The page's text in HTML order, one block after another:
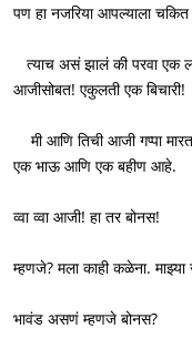
पण हा नजरिया आपल्याला
आजीसोबत! एकुलती एक बिचारी!
एक भाऊ आणि एक बहीण आहे.
व्वा व्वा आजी! हा तर बोनस!
म्हणजे? मला काही कळेना.
भावंड असणं म्हणजे बोनस?